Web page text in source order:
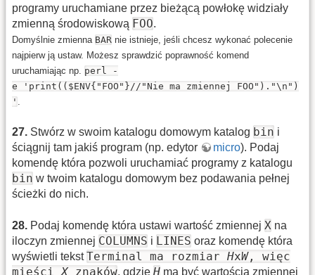
programy uruchamiane przez bieżącą powłokę widziały
zmienną środowiskową FOO.
Domyślnie zmienna BAR nie istnieje, jeśli chcesz wykonać polecenie
najpierw ją ustaw. Możesz sprawdzić poprawność komend
uruchamiając np. perl -
e 'print(($ENV{"FOO"}//"Nie ma zmiennej FOO")."\n")
'
27. Stwórz w swoim katalogu domowym katalog bin i
ściągnij tam jakiś program (np. edytor
micro). Podaj
komendę która pozwoli uruchamiać programy z katalogu
bin w twoim katalogu domowym bez podawania pełnej
ścieżki do nich.
28. Podaj komendę która ustawi wartość zmiennej X na
iloczyn zmiennej COLUMNS i LINES oraz komendę która
wyświetli tekstTerminal ma rozmiar HxW, więc
mieści Xznaków, gdzie H ma być wartością zmiennej